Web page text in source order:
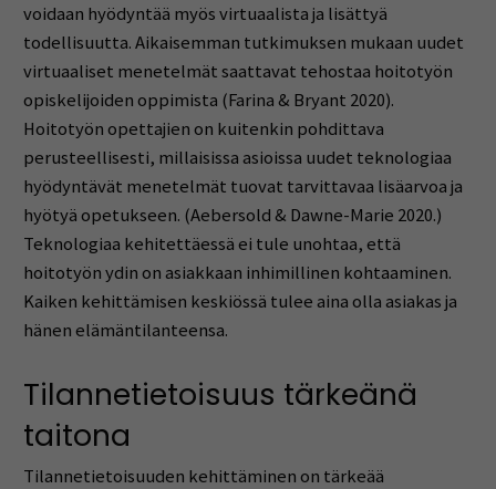
voidaan hyödyntää myös virtuaalista ja lisättyä
todellisuutta. Aikaisemman tutkimuksen mukaan uudet
virtuaaliset menetelmät saattavat tehostaa hoitotyön
opiskelijoiden oppimista (Farina & Bryant 2020).
Hoitotyön opettajien on kuitenkin pohdittava
perusteellisesti, millaisissa asioissa uudet teknologiaa
hyödyntävät menetelmät tuovat tarvittavaa lisäarvoa ja
hyötyä opetukseen. (Aebersold & Dawne-Marie 2020.)
Teknologiaa kehitettäessä ei tule unohtaa, että
hoitotyön ydin on asiakkaan inhimillinen kohtaaminen.
Kaiken kehittämisen keskiössä tulee aina olla asiakas ja
hänen elämäntilanteensa.
Tilannetietoisuus tärkeänä
taitona
Tilannetietoisuuden kehittäminen on tärkeää